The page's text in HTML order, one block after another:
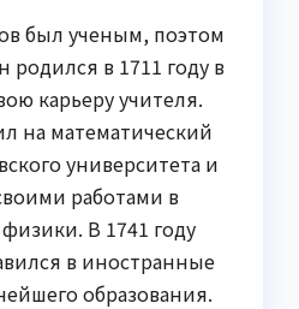
был ученым, поэтом
в 1711 году в
карьеру учителя.
на математический
университета и
работами в
В 1741 году
в иностранные
образования.